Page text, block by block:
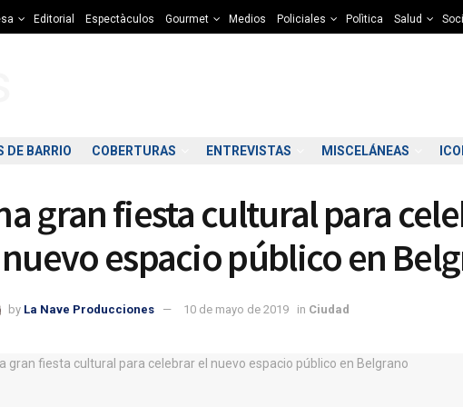
Editorial Espectàculos Gourmet Medios Policiales Polìtica Salud
DE BARRIO COBERTURAS ENTREVISTAS MISCELÁNEAS
gran fiesta cultural para
espacio público en
by La Nave Producciones 10 de mayo de 2019 in Ciudad
12°C 12°C 12°C
06:00
12°C 12°C 12°C 12°C